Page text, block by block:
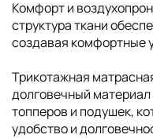
Комфорт и
структура ткани
создавая комфортные
Трикотажная
долговечный
топперов и подушек,
удобство и